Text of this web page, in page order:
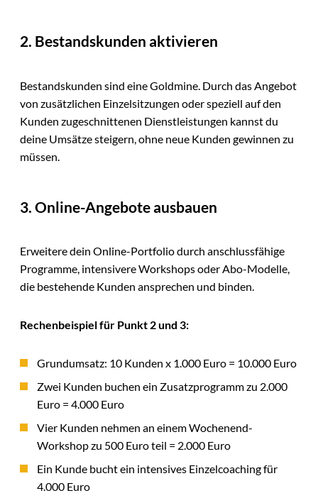
2. Bestandskunden aktivieren
Bestandskunden sind eine Goldmine. Durch das Angebot
von zusätzlichen Einzelsitzungen oder speziell auf den
Kunden zugeschnittenen Dienstleistungen kannst du
deine Umsätze steigern, ohne neue Kunden gewinnen zu
müssen.
3. Online-Angebote ausbauen
Erweitere dein Online-Portfolio durch anschlussfähige
Programme, intensivere Workshops oder Abo-Modelle,
die bestehende Kunden ansprechen und binden.
Rechenbeispiel für Punkt 2 und 3:
Grundumsatz: 10 Kunden x 1.000 Euro = 10.000 Euro
Zwei Kunden buchen ein Zusatzprogramm zu 2.000
Euro = 4.000 Euro
Vier Kunden nehmen an einem Wochenend-
Workshop zu 500 Euro teil = 2.000 Euro
Ein Kunde bucht ein intensives Einzelcoaching für
4.000 Euro